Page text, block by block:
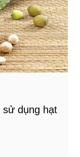
sử dụng hạt